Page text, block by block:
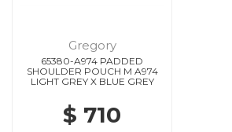
Gregory
65380-A974 PADDED
SHOULDER POUCH M A974
LIGHT GREY X BLUE GREY
$ 710